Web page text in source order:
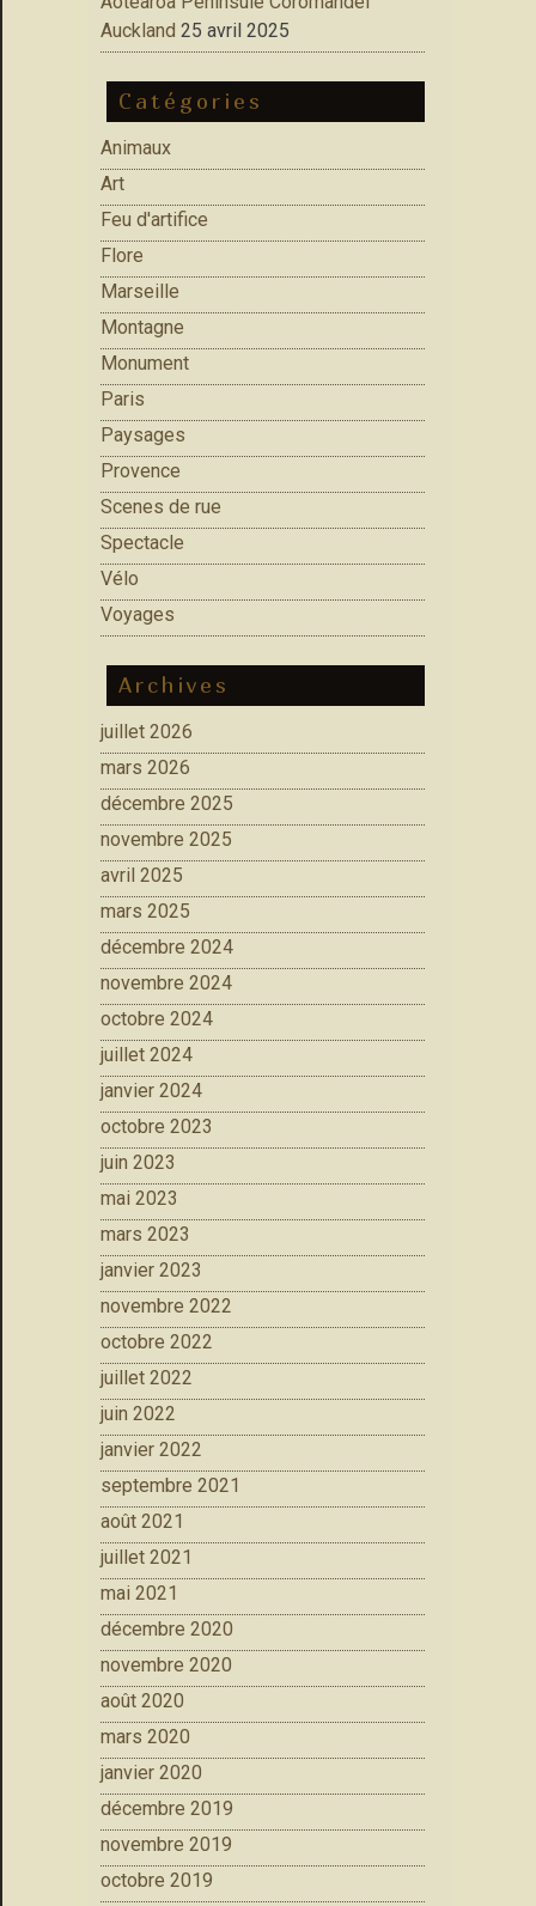
Auckland 25 avril 2025
Catégories
Animaux
Art
Feu d'artifice
Flore
Marseille
Montagne
Monument
Paris
Paysages
Provence
Scenes de rue
Spectacle
Vélo
Voyages
Archives
juillet 2026
mars 2026
décembre 2025
novembre 2025
avril 2025
mars 2025
décembre 2024
novembre 2024
octobre 2024
juillet 2024
janvier 2024
octobre 2023
juin 2023
mai 2023
mars 2023
janvier 2023
novembre 2022
octobre 2022
juillet 2022
juin 2022
janvier 2022
septembre 2021
août 2021
juillet 2021
mai 2021
décembre 2020
novembre 2020
août 2020
mars 2020
janvier 2020
décembre 2019
novembre 2019
octobre 2019